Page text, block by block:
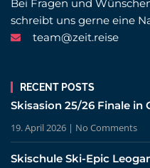
Bei Fragen und
schreibt uns gerne eine
team@zeit.reise
RECENT POSTS
Skisasion 25/26 Finale in
19. April 2026 No Comments
Skischule Ski-Epic